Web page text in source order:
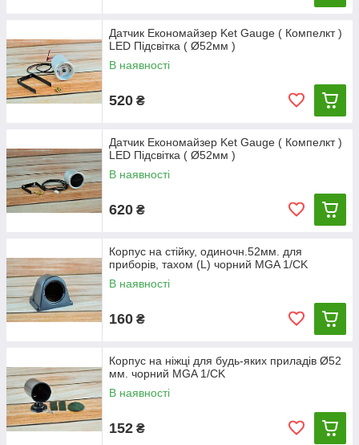
Датчик Економайзер Ket Gauge ( Компелкт )
LED Підсвітка ( Ø52мм )
В наявності
520 ₴
Датчик Економайзер Ket Gauge ( Компелкт )
LED Підсвітка ( Ø52мм )
В наявності
620 ₴
Корпус на стійку, одиночн.52мм. для
приборів, тахом (L) чорний MGA 1/CK
В наявності
160 ₴
Корпус на ніжці для будь-яких приладів Ø52
мм. чорний MGA 1/CK
В наявності
152 ₴